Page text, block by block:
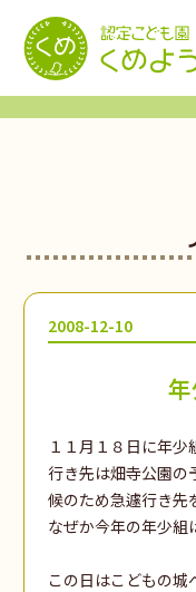
2008-12-10
１１月１８日に年少
行き先は畑寺公園の
候のため急遽行き先
なぜか今年の年少組
この日はこどもの城